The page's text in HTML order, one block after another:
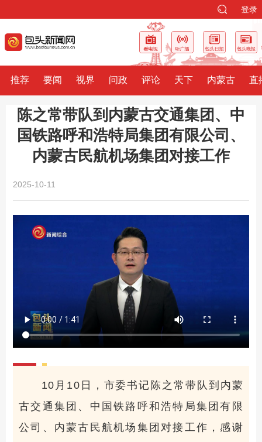
登录
推荐 要闻 视界 问政 评论 天下 内蒙古 直
陈之常带队到内蒙古交通集团、中
国铁路呼和浩特局集团有限公司、
内蒙古民航机场集团对接工作
2025-10-11
10月10日，市委书记陈之常带队到内蒙
古交通集团、中国铁路呼和浩特局集团有限
公司、内蒙古民航机场集团对接工作，感谢